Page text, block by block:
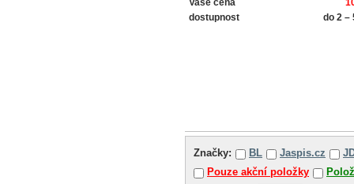
Vaše cena
dostupnost
do 2 –
Značky: BL Jaspis.cz
Pouze akční položky